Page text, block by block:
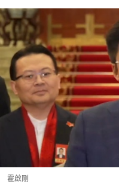
霍啟剛